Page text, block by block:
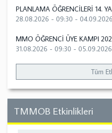
PLANLAMA ÖĞRENCİLERİ 14.
28.08.2026 - 09:30 -
MMO ÖĞRENCİ ÜYE KAMPI
31.08.2026 - 09:30 -
Tüm
TMMOB Etkinlikleri